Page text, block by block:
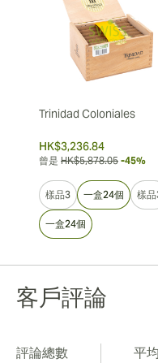
Trinidad Coloniales
HK$3,236.84
曾是 HK$5,878.05 -45%
樣品3 一盒24個 樣
一盒24個
客戶評論
評論總數 平